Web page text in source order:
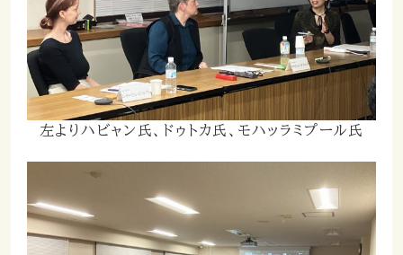
左よりハビャン氏、ドゥトカ氏、モハッラミプール氏